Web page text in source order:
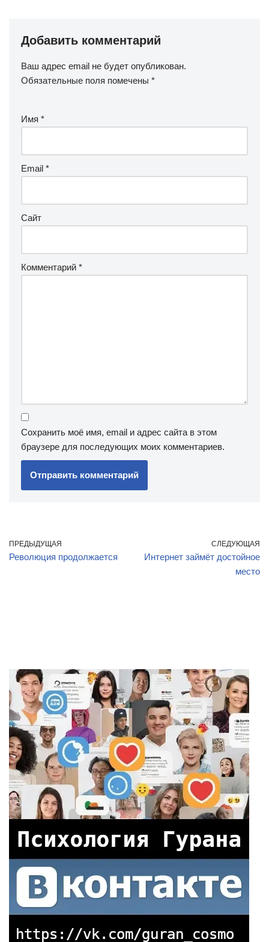
Добавить комментарий
Ваш адрес email не будет опубликован.
Обязательные поля помечены *
Имя *
Email *
Сайт
Комментарий *
Сохранить моё имя, email и адрес сайта в этом
браузере для последующих моих комментариев.
ПРЕДЫДУЩАЯ
Революция продолжается
СЛЕДУЮЩАЯ
Интернет займёт достойное
место